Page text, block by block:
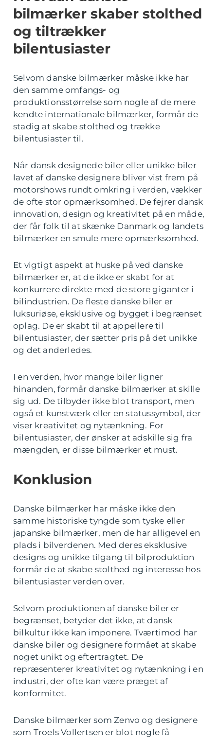
bilmærker skaber stolthed
og tiltrækker
bilentusiaster
Selvom danske bilmærker måske ikke har
den samme omfangs- og
produktionsstørrelse som nogle af de mere
kendte internationale bilmærker, formår de
stadig at skabe stolthed og trække
bilentusiaster til.
Når dansk designede biler eller unikke biler
lavet af danske designere bliver vist frem på
motorshows rundt omkring i verden, vækker
de ofte stor opmærksomhed. De fejrer dansk
innovation, design og kreativitet på en måde,
der får folk til at skænke Danmark og landets
bilmærker en smule mere opmærksomhed.
Et vigtigt aspekt at huske på ved danske
bilmærker er, at de ikke er skabt for at
konkurrere direkte med de store giganter i
bilindustrien. De fleste danske biler er
luksuriøse, eksklusive og bygget i begrænset
oplag. De er skabt til at appellere til
bilentusiaster, der sætter pris på det unikke
og det anderledes.
I en verden, hvor mange biler ligner
hinanden, formår danske bilmærker at skille
sig ud. De tilbyder ikke blot transport, men
også et kunstværk eller en statussymbol, der
viser kreativitet og nytænkning. For
bilentusiaster, der ønsker at adskille sig fra
mængden, er disse bilmærker et must.
Konklusion
Danske bilmærker har måske ikke den
samme historiske tyngde som tyske eller
japanske bilmærker, men de har alligevel en
plads i bilverdenen. Med deres eksklusive
designs og unikke tilgang til bilproduktion
formår de at skabe stolthed og interesse hos
bilentusiaster verden over.
Selvom produktionen af danske biler er
begrænset, betyder det ikke, at dansk
bilkultur ikke kan imponere. Tværtimod har
danske biler og designere formået at skabe
noget unikt og eftertragtet. De
repræsenterer kreativitet og nytænkning i en
industri, der ofte kan være præget af
konformitet.
Danske bilmærker som Zenvo og designere
som Troels Vollertsen er blot nogle få